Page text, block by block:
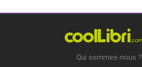
Qui sommes-nous ?